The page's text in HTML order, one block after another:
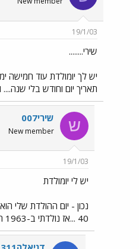
19/1/03
שירי........
יש לך יומולדת עוד חמישה
תאריך יום וחודש בלי שנה....
ש שירי007
New member
19/1/03
יש לי יומולדת
40 ...אז נולדתי ב-1963 תודה שרונה